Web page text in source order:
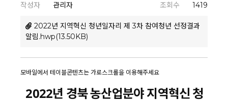
작성자 관리자 조회수 1419
2022년 지역혁신 청년일자리 제 3차 참여청년 선정결과
알림.hwp(13.50KB)
2022년 경북 농산업분야 지역혁신 청